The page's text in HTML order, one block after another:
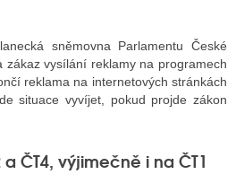
sněmovna Parlamentu České
zákaz vysílání reklamy na programech
reklama na internetových stránkách
situace vyvíjet, pokud projde zákon
ČT4, výjimečně i na ČT1